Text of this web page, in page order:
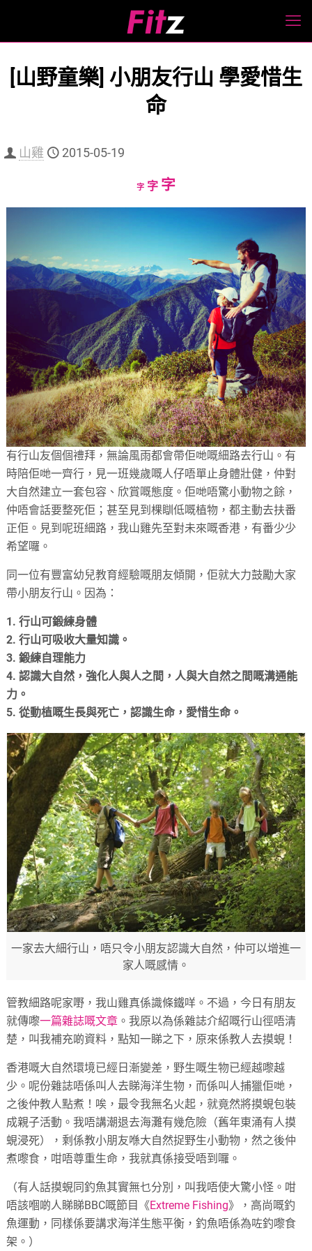
[山野童樂] 小朋友行山 學愛惜生
命
山雞 2015-05-19
字Decrease
字Reset
字Increase
有行山友個個禮拜，無論風雨都會帶佢哋嘅細路去行山。有
時陪佢哋一齊行，見一班幾歲嘅人仔唔單止身體壯健，仲對
大自然建立一套包容、欣賞嘅態度。佢哋唔驚小動物之餘，
仲唔會話要整死佢；甚至見到棵瞓低嘅植物，都主動去扶番
正佢。見到呢班細路，我山雞先至對未來嘅香港，有番少少
希望囉。
同一位有豐富幼兒教育經驗嘅朋友傾開，佢就大力鼓勵大家
帶小朋友行山。因為：
1. 行山可鍛練身體
2. 行山可吸收大量知識。
3. 鍛練自理能力
4. 認識大自然，強化人與人之間，人與大自然之間嘅溝通能
力。
5. 從動植嘅生長與死亡，認識生命，愛惜生命。
一家去大細行山，唔只令小朋友認識大自然，仲可以增進一
家人嘅感情。
管教細路呢家嘢，我山雞真係識條鐵咩。不過，今日有朋友
就傳嚟一篇雜誌嘅文章 。我原以為係雜誌介紹嘅行山徑唔清
楚，叫我補充啲資料，點知一睇之下，原來係教人去摸蜆！
香港嘅大自然環境已經日漸變差，野生嘅生物已經越嚟越
少。呢份雜誌唔係叫人去睇海洋生物，而係叫人捕獵佢哋，
之後仲教人點煮！唉，最令我無名火起，就竟然將摸蜆包裝
成親子活動。我唔講潮退去海灘有幾危險（舊年東涌有人摸
蜆浸死），剩係教小朋友喺大自然捉野生小動物，然之後仲
煮嚟食，咁唔尊重生命，我就真係接受唔到囉。
（有人話摸蜆同釣魚其實無乜分別，叫我唔使大驚小怪。咁
唔該嗰啲人睇睇BBC嘅節目《Extreme Fishing》，高尚嘅釣
魚運動，同樣係要講求海洋生態平衡，釣魚唔係為咗釣嚟食
架。）